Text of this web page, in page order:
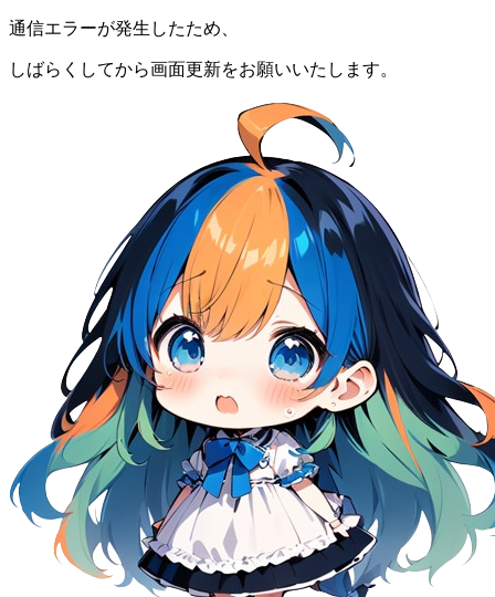
通信エラーが発生したため、
しばらくしてから画面更新をお願いいたします。